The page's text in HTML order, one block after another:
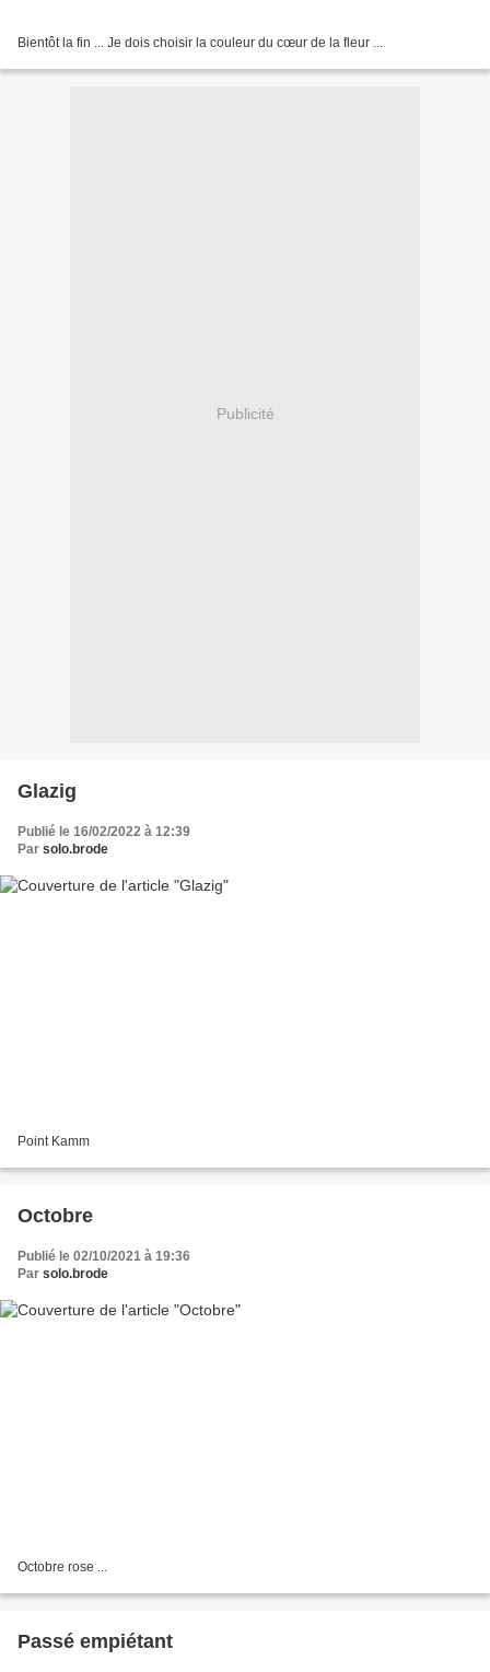
Bientôt la fin ... Je dois choisir la couleur du cœur de la fleur ...
Publicité
Glazig
Publié le 16/02/2022 à 12:39
Par solo.brode
Point Kamm
Octobre
Publié le 02/10/2021 à 19:36
Par solo.brode
Octobre rose ...
Passé empiétant